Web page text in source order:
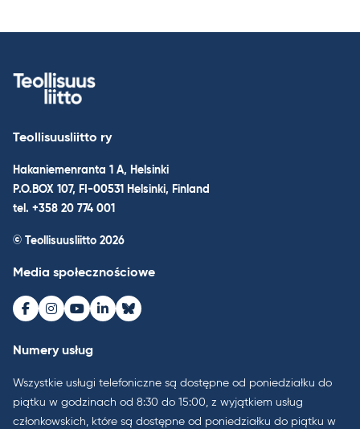
Teollisuusliitto ry
Hakaniemenranta 1 A, Helsinki
P.O.BOX 107, FI-00531 Helsinki, Finland
tel. +358 20 774 001
© Teollisuusliitto 2026
Media społecznościowe
Facebook
Instagram
Youtube
LinkedInBluesky
Numery usług
Wszystkie usługi telefoniczne są dostępne od poniedziałku do
piątku w godzinach od 8:30 do 15:00, z wyjątkiem usług
członkowskich, które są dostępne od poniedziałku do piątku w